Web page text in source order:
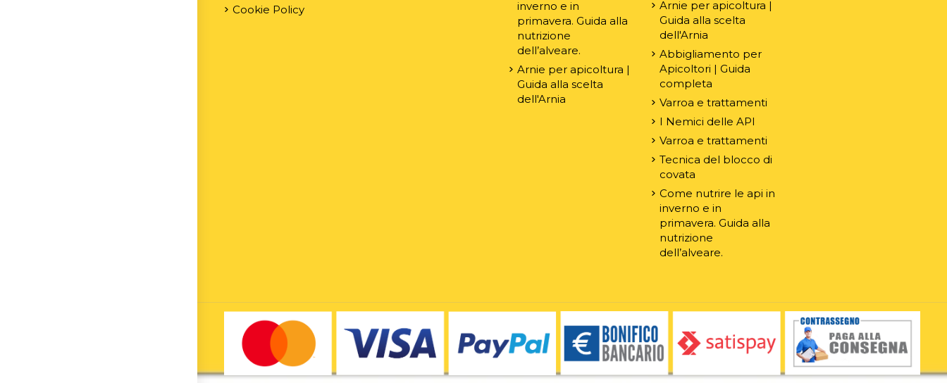
Cookie Policy
inverno e in
primavera. Guida alla
nutrizione
dell’alveare.
Arnie per apicoltura |
Guida alla scelta
dell'Arnia
Arnie per apicoltura |
Guida alla scelta
dell'Arnia
Abbigliamento per
Apicoltori | Guida
completa
Varroa e trattamenti
I Nemici delle API
Varroa e trattamenti
Tecnica del blocco di
covata
Come nutrire le api in
inverno e in
primavera. Guida alla
nutrizione
dell’alveare.